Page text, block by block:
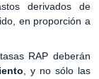
derivados de
en proporción a
RAP deberán
, y no sólo las